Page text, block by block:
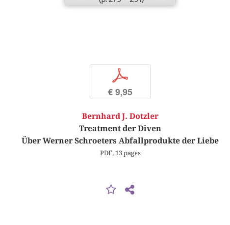
p
€ 9,95
Bernhard J. Dotzler
Treatment der Diven
Über Werner Schroeters Abfallprodukte der Liebe
PDF, 13 pages